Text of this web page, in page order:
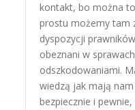
kontakt, bo można
prostu możemy tam
dyspozycji
obeznani w
odszkodowaniami.
wiedzą jak mają
bezpiecznie i